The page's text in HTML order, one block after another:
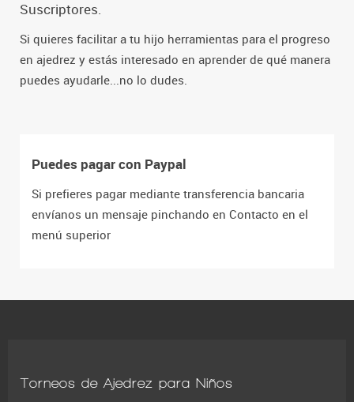
Suscriptores.
Si quieres facilitar a tu hijo herramientas para el progreso
en ajedrez y estás interesado en aprender de qué manera
puedes ayudarle...no lo dudes.
Puedes pagar con Paypal
Si prefieres pagar mediante transferencia bancaria
envíanos un mensaje pinchando en Contacto en el
menú superior
Torneos de Ajedrez para Niños